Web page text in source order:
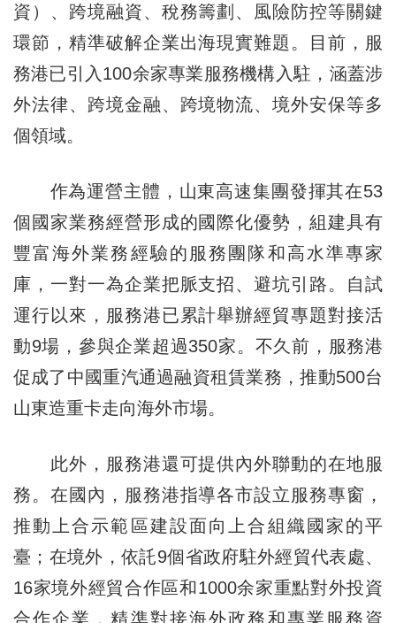
資）、跨境融資、稅務籌劃、風險防控等關鍵
環節，精準破解企業出海現實難題。目前，服
務港已引入100余家專業服務機構入駐，涵蓋涉
外法律、跨境金融、跨境物流、境外安保等多
個領域。
作為運營主體，山東高速集團發揮其在53
個國家業務經營形成的國際化優勢，組建具有
豐富海外業務經驗的服務團隊和高水準專家
庫，一對一為企業把脈支招、避坑引路。自試
運行以來，服務港已累計舉辦經貿專題對接活
動9場，參與企業超過350家。不久前，服務港
促成了中國重汽通過融資租賃業務，推動500台
山東造重卡走向海外市場。
此外，服務港還可提供內外聯動的在地服
務。在國內，服務港指導各市設立服務專窗，
推動上合示範區建設面向上合組織國家的平
臺；在境外，依託9個省政府駐外經貿代表處、
16家境外經貿合作區和1000余家重點對外投資
合作企業，精準對接海外政務和專業服務資